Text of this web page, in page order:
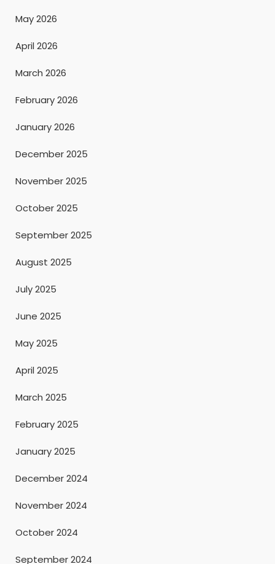
May 2026
April 2026
March 2026
February 2026
January 2026
December 2025
November 2025
October 2025
September 2025
August 2025
July 2025
June 2025
May 2025
April 2025
March 2025
February 2025
January 2025
December 2024
November 2024
October 2024
September 2024